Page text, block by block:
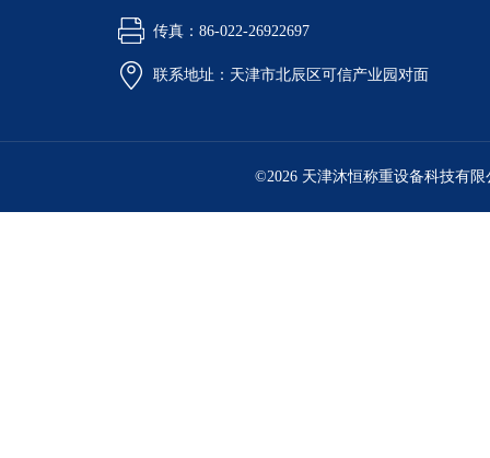
传真：86-022-26922697
联系地址：天津市北辰区可信产业园对面
©2026 天津沐恒称重设备科技有